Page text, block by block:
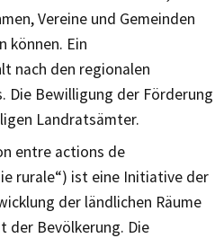
Vereine und Gemeinden
können. Ein
nach den regionalen
Die Bewilligung der Förderung
Landratsämter.
entre actions de
rurale“) ist eine Initiative der
der ländlichen Räume
der Bevölkerung. Die